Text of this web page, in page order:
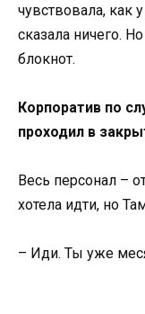
чувствовала, как
сказала ничего.
блокнот.
Корпоратив по
проходил в
Весь персонал –
хотела идти, но
– Иди. Ты уже